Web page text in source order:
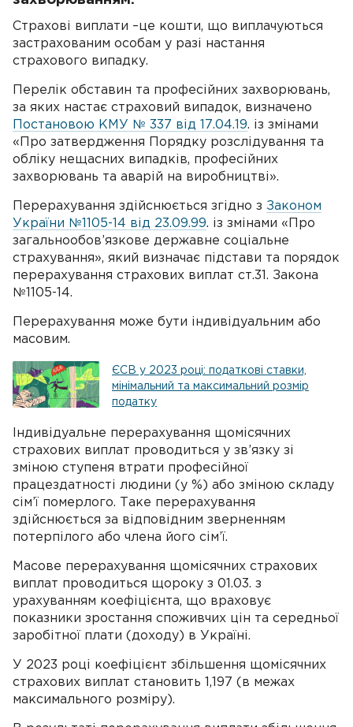
Страхові виплати –це кошти, що виплачуються
застрахованим особам у разі настання
страхового випадку.
Перелік обставин та професійних захворювань,
за яких настає страховий випадок, визначено
Постановою КМУ № 337 від 17.04.19. із змінами
«Про затвердження Порядку розслідування та
обліку нещасних випадків, професійних
захворювань та аварій на виробництві».
Перерахування здійснюється згідно з Законом
України №1105-14 від 23.09.99. із змінами «Про
загальнообов’язкове державне соціальне
страхування», який визначає підстави та порядок
перерахування страхових виплат ст.31. Закона
№1105-14.
Перерахування може бути індивідуальним або
масовим.
ЄСВ у 2023 році: податкові ставки,
мінімальний та максимальний розмір
податку
Індивідуальне перерахування щомісячних
страхових виплат проводиться у зв’язку зі
зміною ступеня втрати професійної
працездатності людини (у %) або зміною складу
сім’ї померлого. Таке перерахування
здійснюється за відповідним зверненням
потерпілого або члена його сім’ї.
Масове перерахування щомісячних страхових
виплат проводиться щороку з 01.03. з
урахуванням коефіцієнта, що враховує
показники зростання споживчих цін та середньої
заробітної плати (доходу) в Україні.
У 2023 році коефіцієнт збільшення щомісячних
страхових виплат становить 1,197 (в межах
максимального розміру).